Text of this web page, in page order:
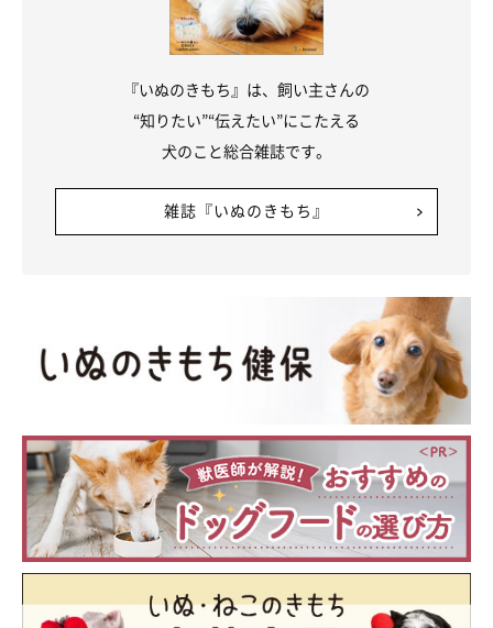
『いぬのきもち』は、飼い主さんの
“知りたい”“伝えたい”にこたえる
犬のこと総合雑誌です。
雑誌『いぬのきもち』